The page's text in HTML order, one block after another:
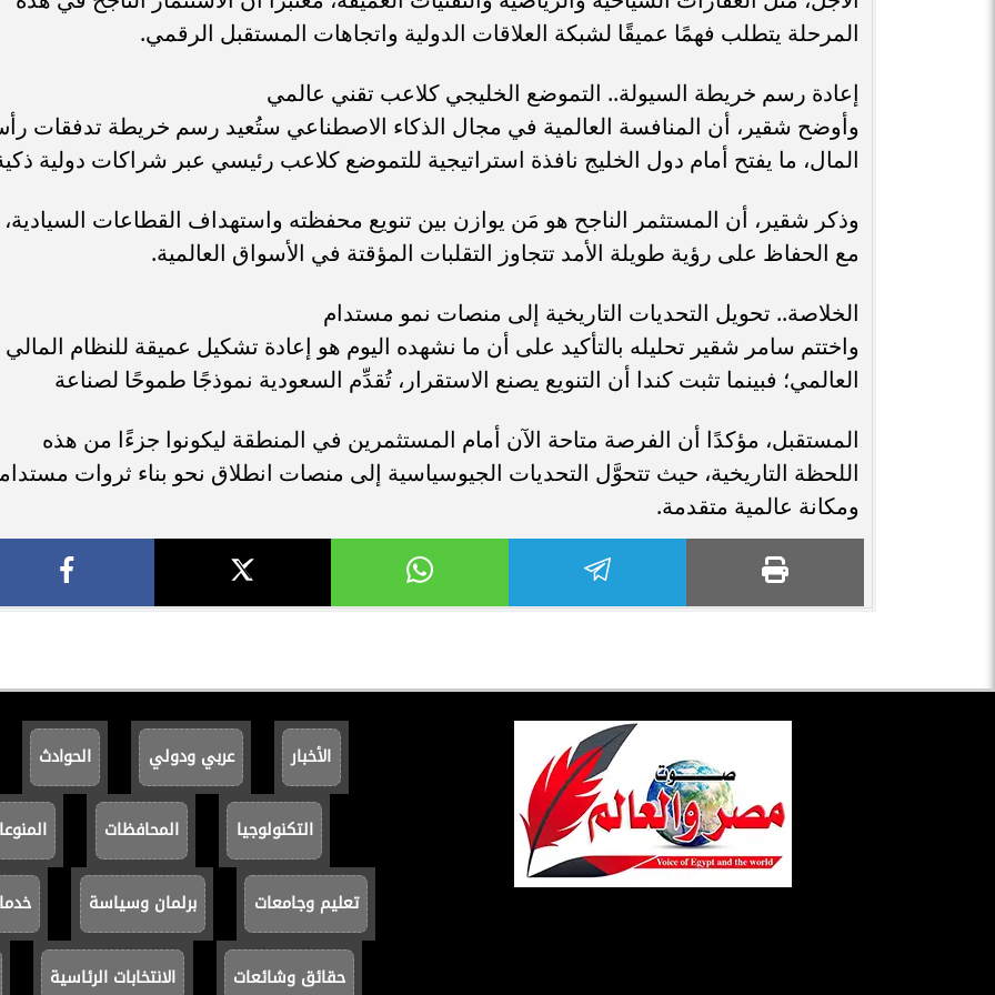
المرحلة يتطلب فهمًا عميقًا لشبكة العلاقات الدولية واتجاهات المستقبل الرقمي.
إعادة رسم خريطة السيولة.. التموضع الخليجي كلاعب تقني عالمي
وأوضح شقير، أن المنافسة العالمية في مجال الذكاء الاصطناعي ستُعيد رسم خريطة تدفقات
المال، ما يفتح أمام دول الخليج نافذة استراتيجية للتموضع كلاعب رئيسي عبر شراكات دولية
وذكر شقير، أن المستثمر الناجح هو مَن يوازن بين تنويع محفظته واستهداف القطاعات السيادية،
مع الحفاظ على رؤية طويلة الأمد تتجاوز التقلبات المؤقتة في الأسواق العالمية.
الخلاصة.. تحويل التحديات التاريخية إلى منصات نمو مستدام
واختتم سامر شقير تحليله بالتأكيد على أن ما نشهده اليوم هو إعادة تشكيل عميقة للنظام المالي
العالمي؛ فبينما تثبت كندا أن التنويع يصنع الاستقرار، تُقدِّم السعودية نموذجًا طموحًا لصناعة
المستقبل، مؤكدًا أن الفرصة متاحة الآن أمام المستثمرين في المنطقة ليكونوا جزءًا من هذه
اللحظة التاريخية، حيث تتحوَّل التحديات الجيوسياسية إلى منصات انطلاق نحو بناء ثروات
ومكانة عالمية متقدمة.
الأخبار عربي ودولي الحوادث
التكنولوجيا المحافظات
تعليم وجامعات برلمان وسياسة
حقائق وشائعات الانتخابات الرئاسية